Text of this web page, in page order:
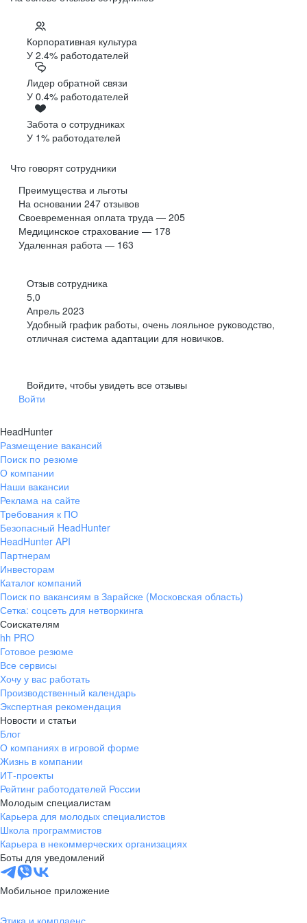
Корпоративная культура
У 2.4% работодателей
Лидер обратной связи
У 0.4% работодателей
Забота о сотрудниках
У 1% работодателей
Что говорят сотрудники
Преимущества и льготы
На основании 247 отзывов
Своевременная оплата труда — 205
Медицинское страхование — 178
Удаленная работа — 163
Отзыв сотрудника
5,0
Апрель 2023
Удобный график работы, очень лояльное руководство,
отличная система адаптации для новичков.
Войдите, чтобы увидеть все отзывы
Войти
HeadHunter
Размещение вакансий
Поиск по резюме
О компании
Наши вакансии
Реклама на сайте
Требования к ПО
Безопасный HeadHunter
HeadHunter API
Партнерам
Инвесторам
Каталог компаний
Поиск по вакансиям в Зарайске (Московская область)
Сетка: соцсеть для нетворкинга
Соискателям
hh PRO
Готовое резюме
Все сервисы
Хочу у вас работать
Производственный календарь
Экспертная рекомендация
Новости и статьи
Блог
О компаниях в игровой форме
Жизнь в компании
ИТ-проекты
Рейтинг работодателей России
Молодым специалистам
Карьера для молодых специалистов
Школа программистов
Карьера в некоммерческих организациях
Боты для уведомлений
Мобильное приложение